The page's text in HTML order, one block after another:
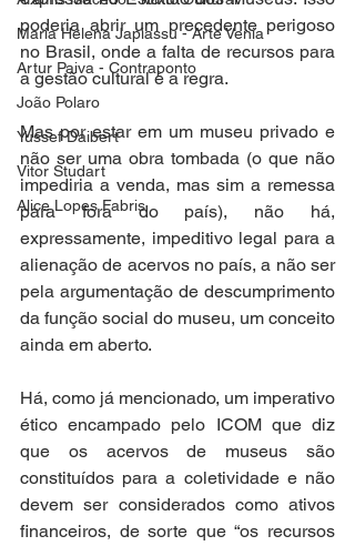
Maria Helena Japiassu - Arte Venia
Artur Paiva - Contraponto
João Polaro
Yussef Daibert
Vitor Studart
Alice Lopes Fabris
poderia abrir um precedente perigoso
no Brasil, onde a falta de recursos para
a gestão cultural é a regra.
Mas por estar em um museu privado e
não ser uma obra tombada (o que não
impediria a venda, mas sim a remessa
para fora do país), não há,
expressamente, impeditivo legal para a
alienação de acervos no país, a não ser
pela argumentação de descumprimento
da função social do museu, um conceito
ainda em aberto.
Há, como já mencionado, um imperativo
ético encampado pelo ICOM que diz
que os acervos de museus são
constituídos para a coletividade e não
devem ser considerados como ativos
financeiros, de sorte que “os recursos